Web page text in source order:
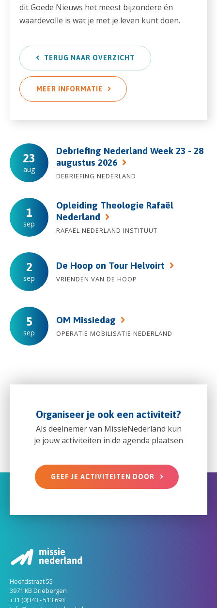
dit Goede Nieuws het meest bijzondere én
waardevolle is wat je met je leven kunt doen.
TERUG NAAR OVERZICHT
MEER INFORMATIE
23
aug
Debriefing Nederland Week 23 - 28
augustus 2026
DEBRIEFING NEDERLAND
1
sep
Opleiding Theologie Rafaël
Nederland
RAFAËL NEDERLAND INSTITUUT
2
sep
De Hoop on Tour Helvoirt
VRIENDEN VAN DE HOOP
5
sep
OM Missiedag
OPERATIE MOBILISATIE NEDERLAND
Organiseer je ook een activiteit?
Als deelnemer van MissieNederland kun
je jouw activiteiten in de agenda plaatsen
GEEF JE ACTIVITEITEN DOOR
Hoofdstraat 55
3971 KB Driebergen
+31 (0)343 - 513 693